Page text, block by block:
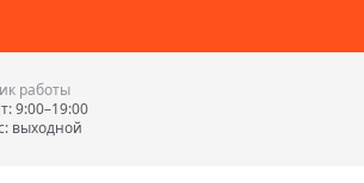
работы
9:00–19:00
выходной